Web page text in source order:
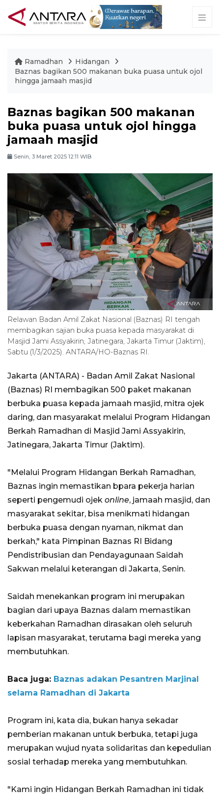
Ramadhan
Hidangan
Baznas bagikan 500 makanan buka puasa untuk ojol
hingga jamaah masjid
Baznas bagikan 500 makanan
buka puasa untuk ojol hingga
jamaah masjid
Senin, 3 Maret 2025 12:11 WIB
Relawan Badan Amil Zakat Nasional (Baznas) RI tengah
membagikan sajian buka puasa kepada masyarakat di
Masjid Jami Assyakirin, Jatinegara, Jakarta Timur (Jaktim),
Sabtu (1/3/2025). ANTARA/HO-Baznas RI.
Jakarta (ANTARA) - Badan Amil Zakat Nasional
(Baznas) RI membagikan 500 paket makanan
berbuka puasa kepada jamaah masjid, mitra ojek
daring, dan masyarakat melalui Program Hidangan
Berkah Ramadhan di Masjid Jami Assyakirin,
Jatinegara, Jakarta Timur (Jaktim).
"Melalui Program Hidangan Berkah Ramadhan,
Baznas ingin memastikan bpara pekerja harian
seperti pengemudi ojek online, jamaah masjid, dan
masyarakat sekitar, bisa menikmati hidangan
berbuka puasa dengan nyaman, nikmat dan
berkah," kata Pimpinan Baznas RI Bidang
Pendistribusian dan Pendayagunaan Saidah
Sakwan melalui keterangan di Jakarta, Senin.
Saidah menekankan program ini merupakan
bagian dari upaya Baznas dalam memastikan
keberkahan Ramadhan dirasakan oleh seluruh
lapisan masyarakat, terutama bagi mereka yang
membutuhkan.
Baca juga: Baznas adakan Pesantren Marjinal
selama Ramadhan di Jakarta
Program ini, kata dia, bukan hanya sekadar
pemberian makanan untuk berbuka, tetapi juga
merupakan wujud nyata solidaritas dan kepedulian
sosial terhadap mereka yang membutuhkan.
"Kami ingin Hidangan Berkah Ramadhan ini tidak